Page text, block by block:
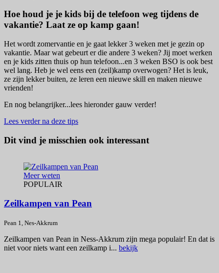
Hoe houd je je kids bij de telefoon weg tijdens de
vakantie? Laat ze op kamp gaan!
Het wordt zomervantie en je gaat lekker 3 weken met je gezin op
vakantie. Maar wat gebeurt er die andere 3 weken? Jij moet werken
en je kids zitten thuis op hun telefoon...en 3 weken BSO is ook best
wel lang. Heb je wel eens een (zeil)kamp overwogen? Het is leuk,
ze zijn lekker buiten, ze leren een nieuwe skill en maken nieuwe
vrienden!
En nog belangrijker...lees hieronder gauw verder!
Lees verder na deze tips
Dit vind je misschien ook interessant
Meer weten
POPULAIR
Zeilkampen van Pean
Pean 1, Nes-Akkrum
Zeilkampen van Pean in Ness-Akkrum zijn mega populair! En dat is
niet voor niets want een zeilkamp i... bekijk